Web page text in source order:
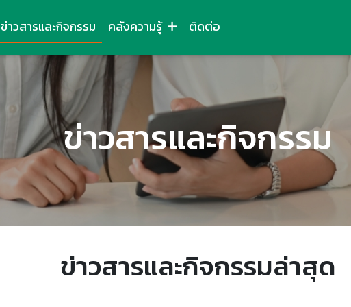
ข่าวสารและกิจกรรม คลังความรู้ ติดต่อ
ข่าวสารและกิจกรรม
ข่าวสารและกิจกรรมล่าสุด